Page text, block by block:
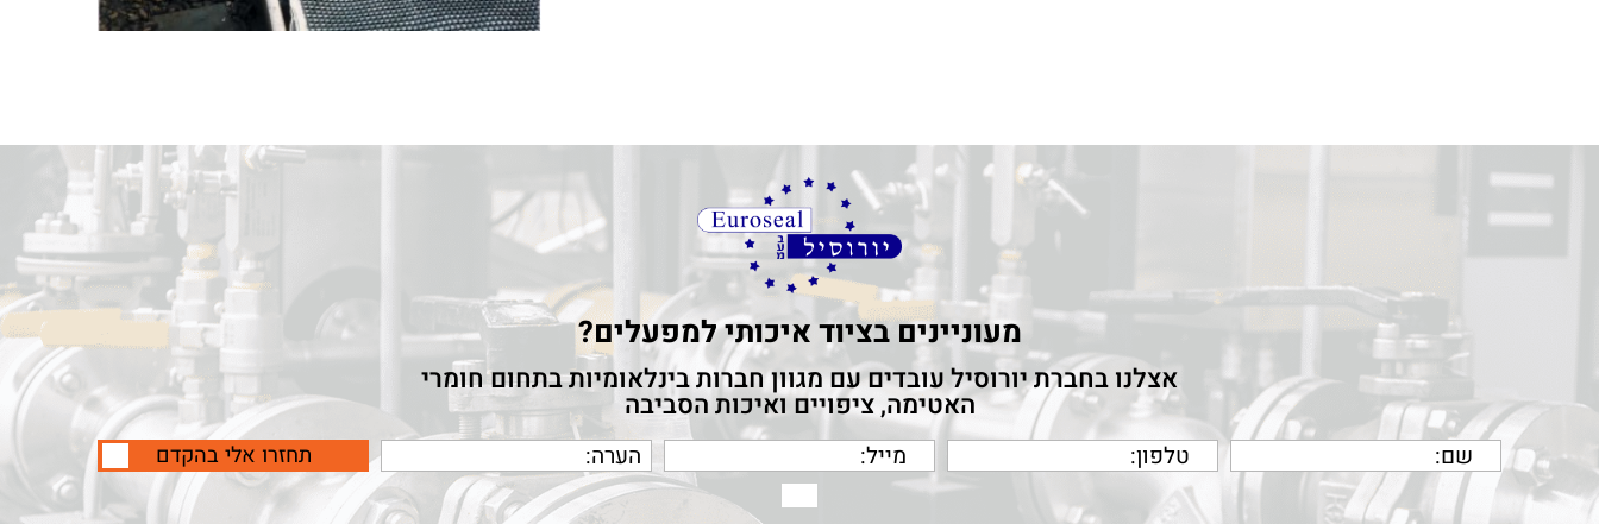
מעוניינים בציוד איכותי למפעלים?
מעוניינים בציוד איכותי למפעלים?
אצלנו בחברת יורוסיל עובדים עם מגוון חברות בינלאומיות בתחום חומרי
האטימה, ציפויים ואיכות הסביבה
תחזרו אלי בהקדם